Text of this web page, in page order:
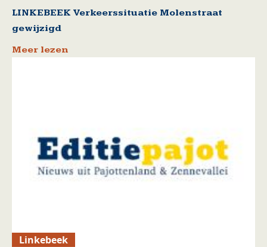
LINKEBEEK Verkeerssituatie Molenstraat
gewijzigd
Meer lezen
Linkebeek